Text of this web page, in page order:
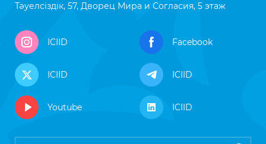
Тәуелсіздік, 57, Дворец Мира и Согласия, 5 этаж
ICIID Facebook
ICIID ICIID
Youtube ICIID